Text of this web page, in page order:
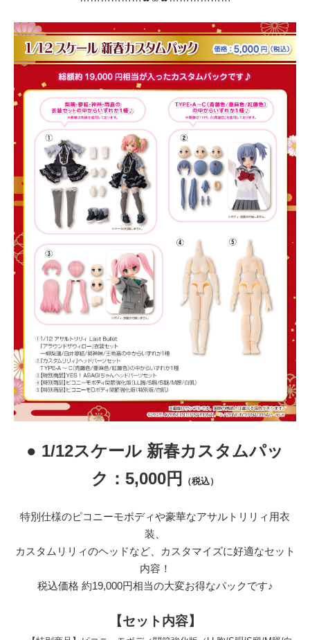
● 1/12スケール 新春カスタムパッ
ク：5,000円
（税込）
特別仕様のピコニーモボディや豪華なアサルトリリィ用衣
装、
カスタムリリィのヘッドなど、カスタマイズに好適なセット
内容！
税込価格 約19,000円相当の大変お得なパックです♪
【セット内容】